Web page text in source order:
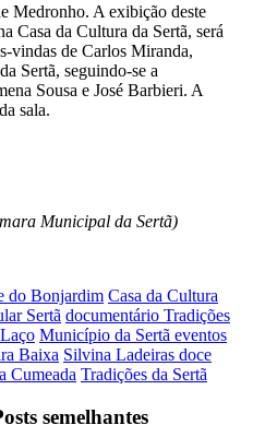
Medronho. A exibição deste
Casa da Cultura da Sertã, será
vindas de Carlos Miranda,
Sertã, seguindo-se a
Sousa e José Barbieri. A
sala.
Municipal da Sertã)
do Bonjardim Casa da Cultura
Sertã documentário Tradições
Município da Sertã eventos
Baixa Silvina Ladeiras doce
Cumeada Tradições da Sertã
semelhantes